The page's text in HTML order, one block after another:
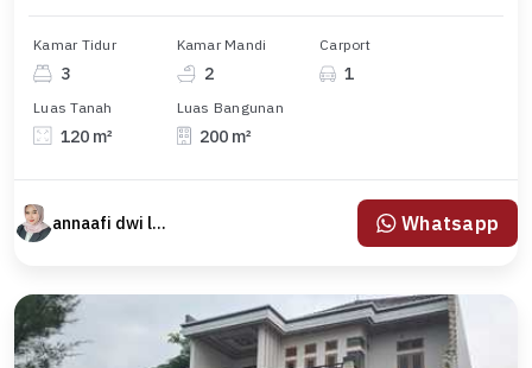
Kamar Tidur
3
Kamar Mandi
2
Carport
1
Luas Tanah
120 m²
Luas Bangunan
200 m²
annaafi dwi lestari Whatsapp